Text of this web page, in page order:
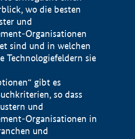
wo die besten
und
Organisationen
sind und in welchen
Technologiefeldern sie
gibt es
so dass
und
Organisationen in
und
2015